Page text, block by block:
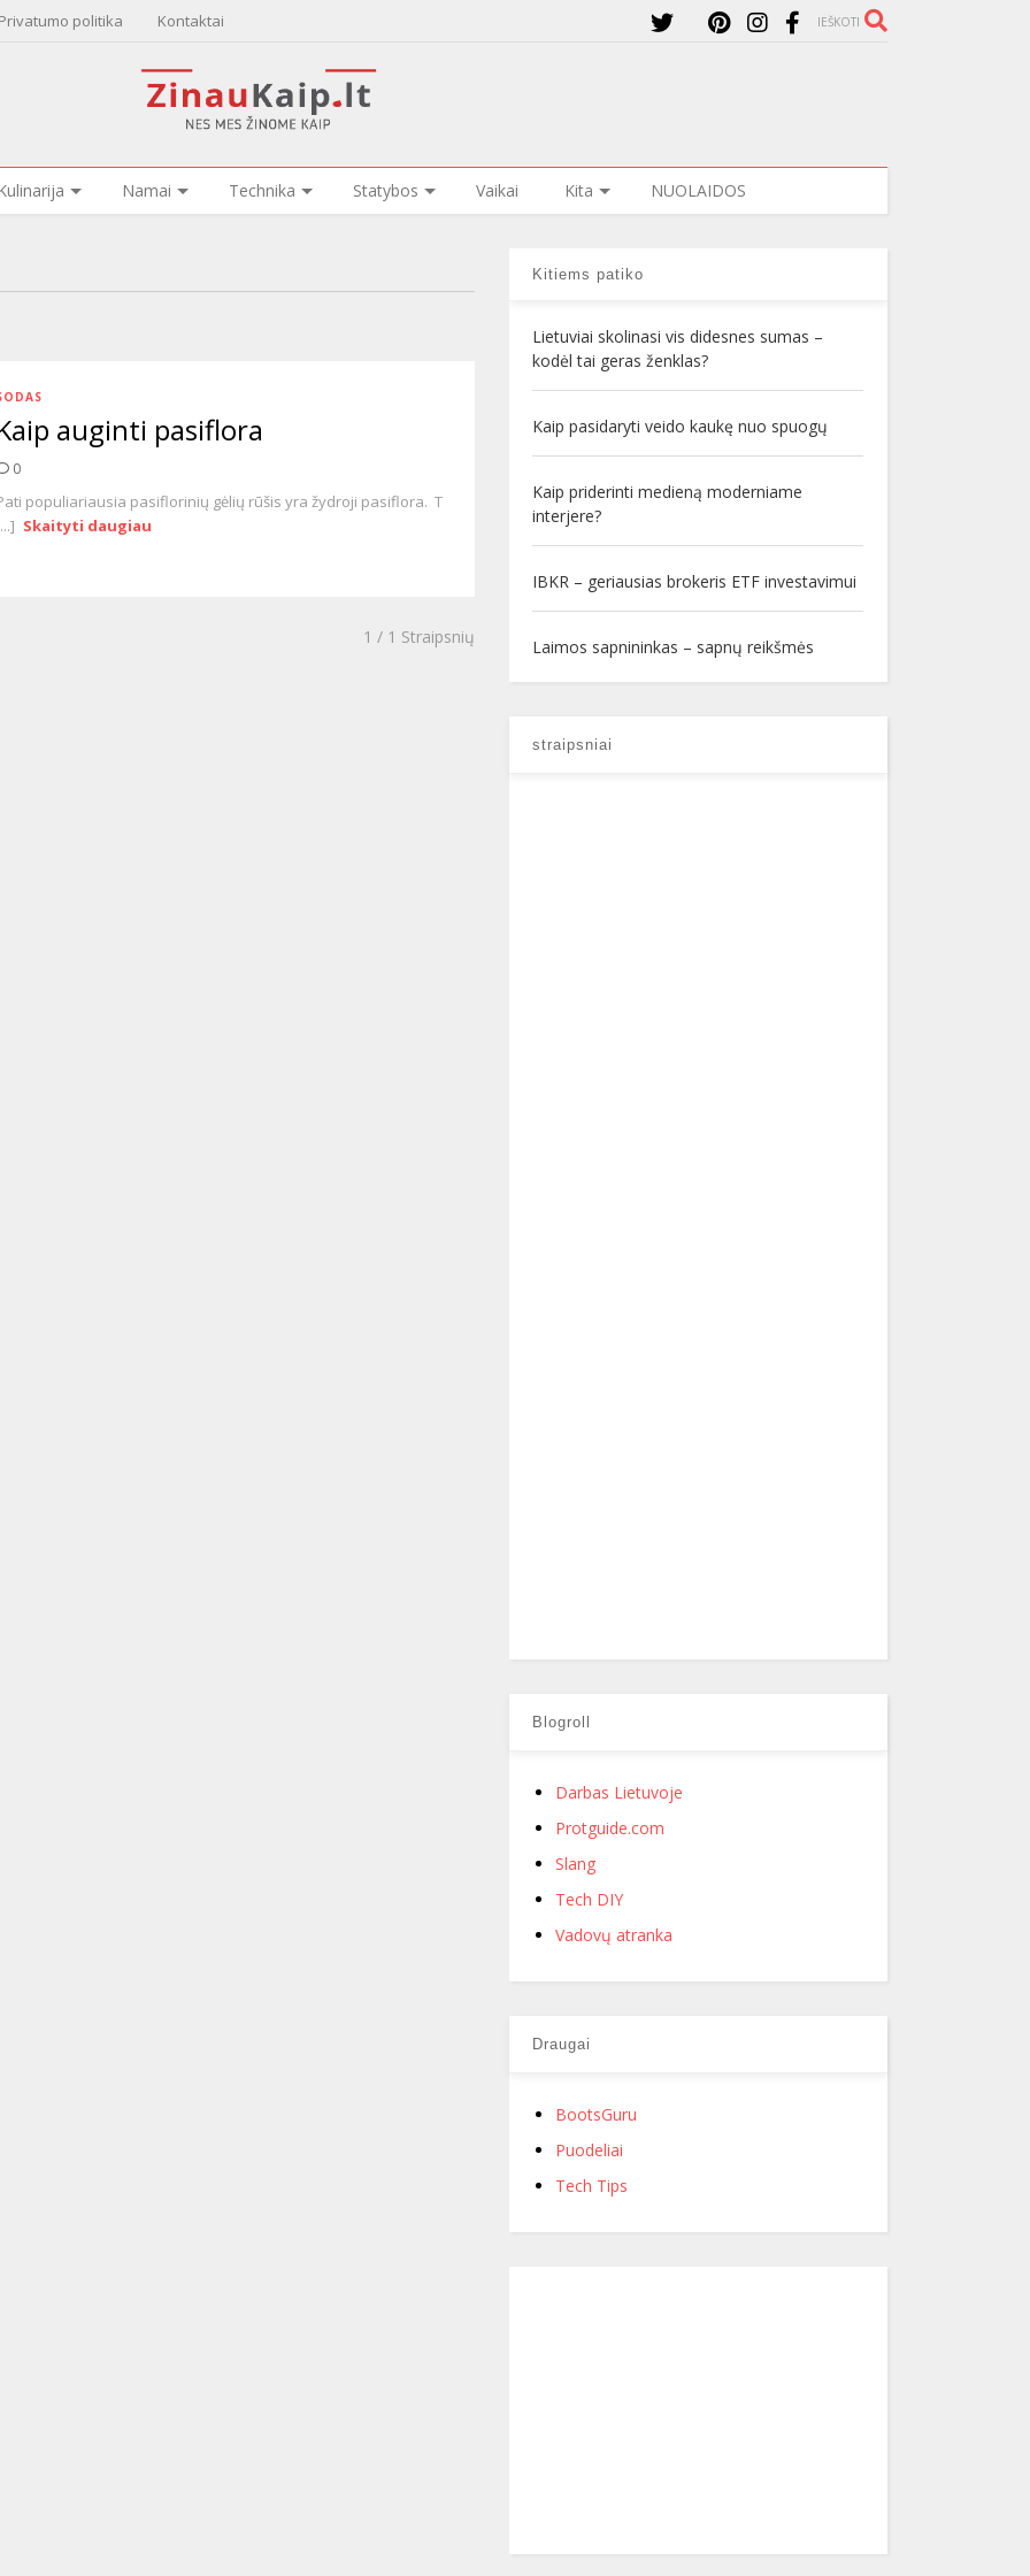
politika Kontaktai IEŠKOTI
Namai Technika Statybos Vaikai Kita NUOLAIDOS
auginti pasiflora
0
populiariausia pasiflorinių gėlių rūšis yra žydroji pasiflora. T
Skaityti daugiau
1 / 1 Straipsnių
Kitiems patiko
Lietuviai skolinasi vis didesnes sumas –
kodėl tai geras ženklas?
Kaip pasidaryti veido kaukę nuo spuogų
Kaip priderinti medieną moderniame
interjere?
IBKR – geriausias brokeris ETF investavimui
Laimos sapnininkas – sapnų reikšmės
straipsniai
Blogroll
Darbas Lietuvoje
Protguide.com
Slang
Tech DIY
Vadovų atranka
Draugai
BootsGuru
Puodeliai
Tech Tips